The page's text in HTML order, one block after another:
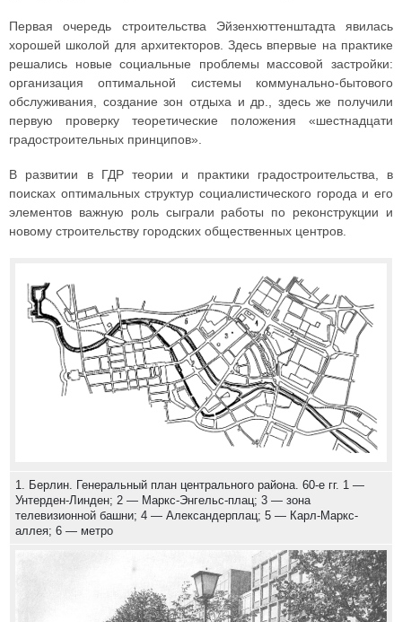
Первая очередь строительства Эйзенхюттенштадта явилась
хорошей школой для архитекторов. Здесь впервые на практике
решались новые социальные проблемы массовой застройки:
организация оптимальной системы коммунально-бытового
обслуживания, создание зон отдыха и др., здесь же получили
первую проверку теоретические положения «шестнадцати
градостроительных принципов».
В развитии в ГДР теории и практики градостроительства, в
поисках оптимальных структур социалистического города и его
элементов важную роль сыграли работы по реконструкции и
новому строительству городских общественных центров.
1. Берлин. Генеральный план центрального района. 60-е гг. 1 —
Унтерден-Линден; 2 — Маркс-Энгельс-плац; 3 — зона
телевизионной башни; 4 — Александерплац; 5 — Карл-Маркс-
аллея; 6 — метро